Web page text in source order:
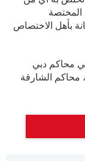
المختصة
بأهل الاختصاص
محاكم دبي
محاكم الشارقة